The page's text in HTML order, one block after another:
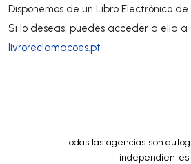
Disponemos de un Libro Electrónico de
Si lo deseas, puedes acceder a ella
livroreclamacoes.pt
Todas las agencias son
independientes